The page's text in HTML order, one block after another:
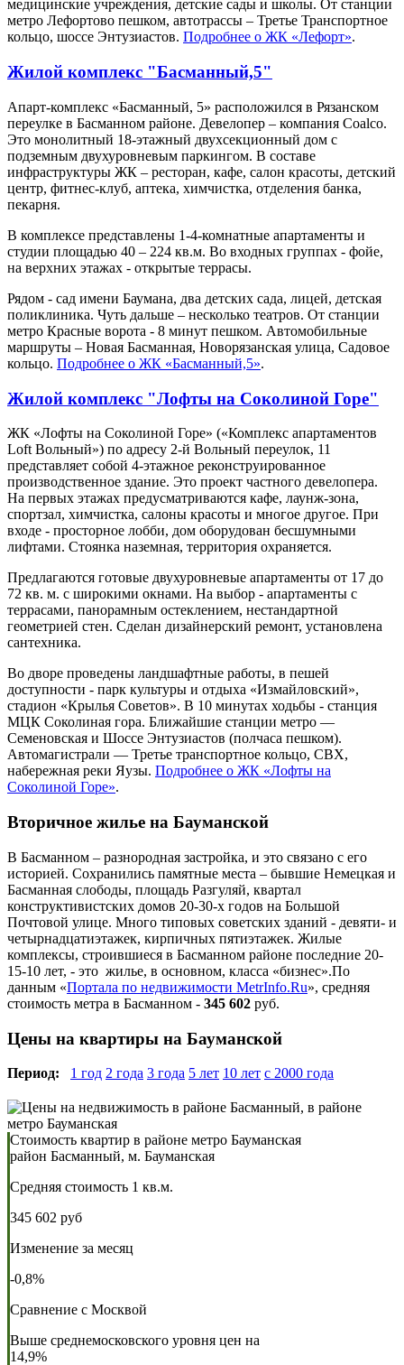
медицинские учреждения, детские сады и школы. От станции
метро Лефортово пешком, автотрассы – Третье Транспортное
кольцо, шоссе Энтузиастов. Подробнее о ЖК «Лефорт».
Жилой комплекс "Басманный,5"
Апарт-комплекс «Басманный, 5» расположился в Рязанском
переулке в Басманном районе. Девелопер – компания Coalco.
Это монолитный 18-этажный двухсекционный дом с
подземным двухуровневым паркингом. В составе
инфраструктуры ЖК – ресторан, кафе, салон красоты, детский
центр, фитнес-клуб, аптека, химчистка, отделения банка,
пекарня.
В комплексе представлены 1-4-комнатные апартаменты и
студии площадью 40 – 224 кв.м. Во входных группах - фойе,
на верхних этажах - открытые террасы.
Рядом - сад имени Баумана, два детских сада, лицей, детская
поликлиника. Чуть дальше – несколько театров. От станции
метро Красные ворота - 8 минут пешком. Автомобильные
маршруты – Новая Басманная, Новорязанская улица, Садовое
кольцо. Подробнее о ЖК «Басманный,5».
Жилой комплекс "Лофты на Соколиной Горе"
ЖК «Лофты на Соколиной Горе» («Комплекс апартаментов
Loft Вольный») по адресу 2-й Вольный переулок, 11
представляет собой 4-этажное реконструированное
производственное здание. Это проект частного девелопера.
На первых этажах предусматриваются кафе, лаунж-зона,
спортзал, химчистка, салоны красоты и многое другое. При
входе - просторное лобби, дом оборудован бесшумными
лифтами. Стоянка наземная, территория охраняется.
Предлагаются готовые двухуровневые апартаменты от 17 до
72 кв. м. с широкими окнами. На выбор - апартаменты с
террасами, панорамным остеклением, нестандартной
геометрией стен. Сделан дизайнерский ремонт, установлена
сантехника.
Во дворе проведены ландшафтные работы, в пешей
доступности - парк культуры и отдыха «Измайловский»,
стадион «Крылья Советов». В 10 минутах ходьбы - станция
МЦК Соколиная гора. Ближайшие станции метро —
Семеновская и Шоссе Энтузиастов (полчаса пешком).
Автомагистрали — Третье транспортное кольцо, СВХ,
набережная реки Яузы. Подробнее о ЖК «Лофты на
Соколиной Горе».
Вторичное жилье на Бауманской
В Басманном – разнородная застройка, и это связано с его
историей. Сохранились памятные места – бывшие Немецкая и
Басманная слободы, площадь Разгуляй, квартал
конструктивистских домов 20-30-х годов на Большой
Почтовой улице. Много типовых советских зданий - девяти- и
четырнадцатиэтажек, кирпичных пятиэтажек. Жилые
комплексы, строившиеся в Басманном районе последние 20-
15-10 лет, - это жилье, в основном, класса «бизнес».По
данным «Портала по недвижимости MetrInfo.Ru», средняя
стоимость метра в Басманном - 345 602 руб.
Цены на квартиры на Бауманской
Период: 1 год 2 года 3 года 5 лет 10 лет с 2000 года
Стоимость квартир в районе метро Бауманская
район Басманный, м. Бауманская
Средняя стоимость 1 кв.м.
345 602 руб
Изменение за месяц
-0,8%
Сравнение с Москвой
Выше среднемосковского уровня цен на
14,9%